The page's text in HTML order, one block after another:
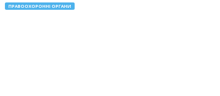
ПРАВООХОРОННІ ОРГАНИ